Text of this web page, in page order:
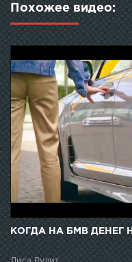
Похожее видео:
КОГДА НА БМВ ДЕНЕГ